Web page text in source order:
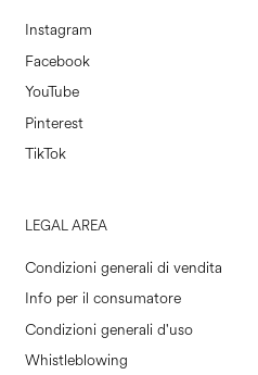
Instagram
Facebook
YouTube
Pinterest
TikTok
LEGAL AREA
Condizioni generali di vendita
Info per il consumatore
Condizioni generali d'uso
Whistleblowing